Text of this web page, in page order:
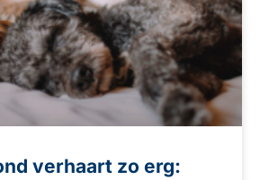
verhaart zo erg: